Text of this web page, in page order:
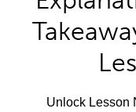
Unlock Lesson